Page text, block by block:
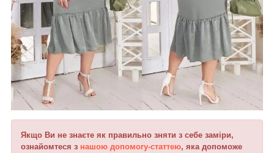
Якщо Ви не знаєте як правильно зняти з себе заміри,
ознайомтеся з нашою допомогу-статтею, яка допоможе